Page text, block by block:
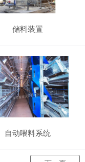
储料装置
自动喂料系统